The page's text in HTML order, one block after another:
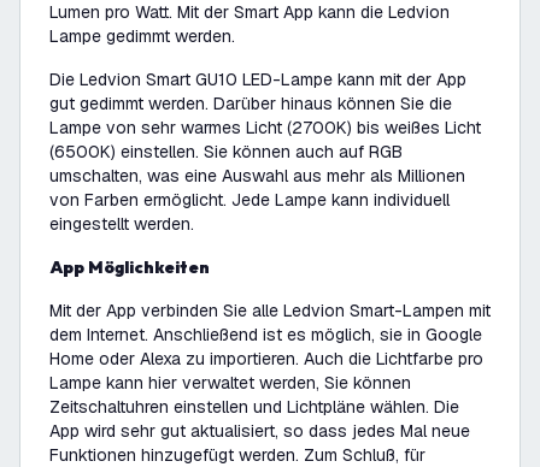
Lumen pro Watt. Mit der Smart App kann die Ledvion
Lampe gedimmt werden.
Die Ledvion Smart GU10 LED-Lampe kann mit der App
gut gedimmt werden. Darüber hinaus können Sie die
Lampe von sehr warmes Licht (2700K) bis weißes Licht
(6500K) einstellen. Sie können auch auf RGB
umschalten, was eine Auswahl aus mehr als Millionen
von Farben ermöglicht. Jede Lampe kann individuell
eingestellt werden.
App Möglichkeiten
Mit der App verbinden Sie alle Ledvion Smart-Lampen mit
dem Internet. Anschließend ist es möglich, sie in Google
Home oder Alexa zu importieren. Auch die Lichtfarbe pro
Lampe kann hier verwaltet werden, Sie können
Zeitschaltuhren einstellen und Lichtpläne wählen. Die
App wird sehr gut aktualisiert, so dass jedes Mal neue
Funktionen hinzugefügt werden. Zum Schluß, für